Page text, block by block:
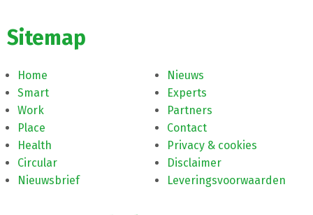
Sitemap
Home
Smart
Work
Place
Health
Circular
Nieuwsbrief
Nieuws
Experts
Partners
Contact
Privacy & cookies
Disclaimer
Leveringsvoorwaarden